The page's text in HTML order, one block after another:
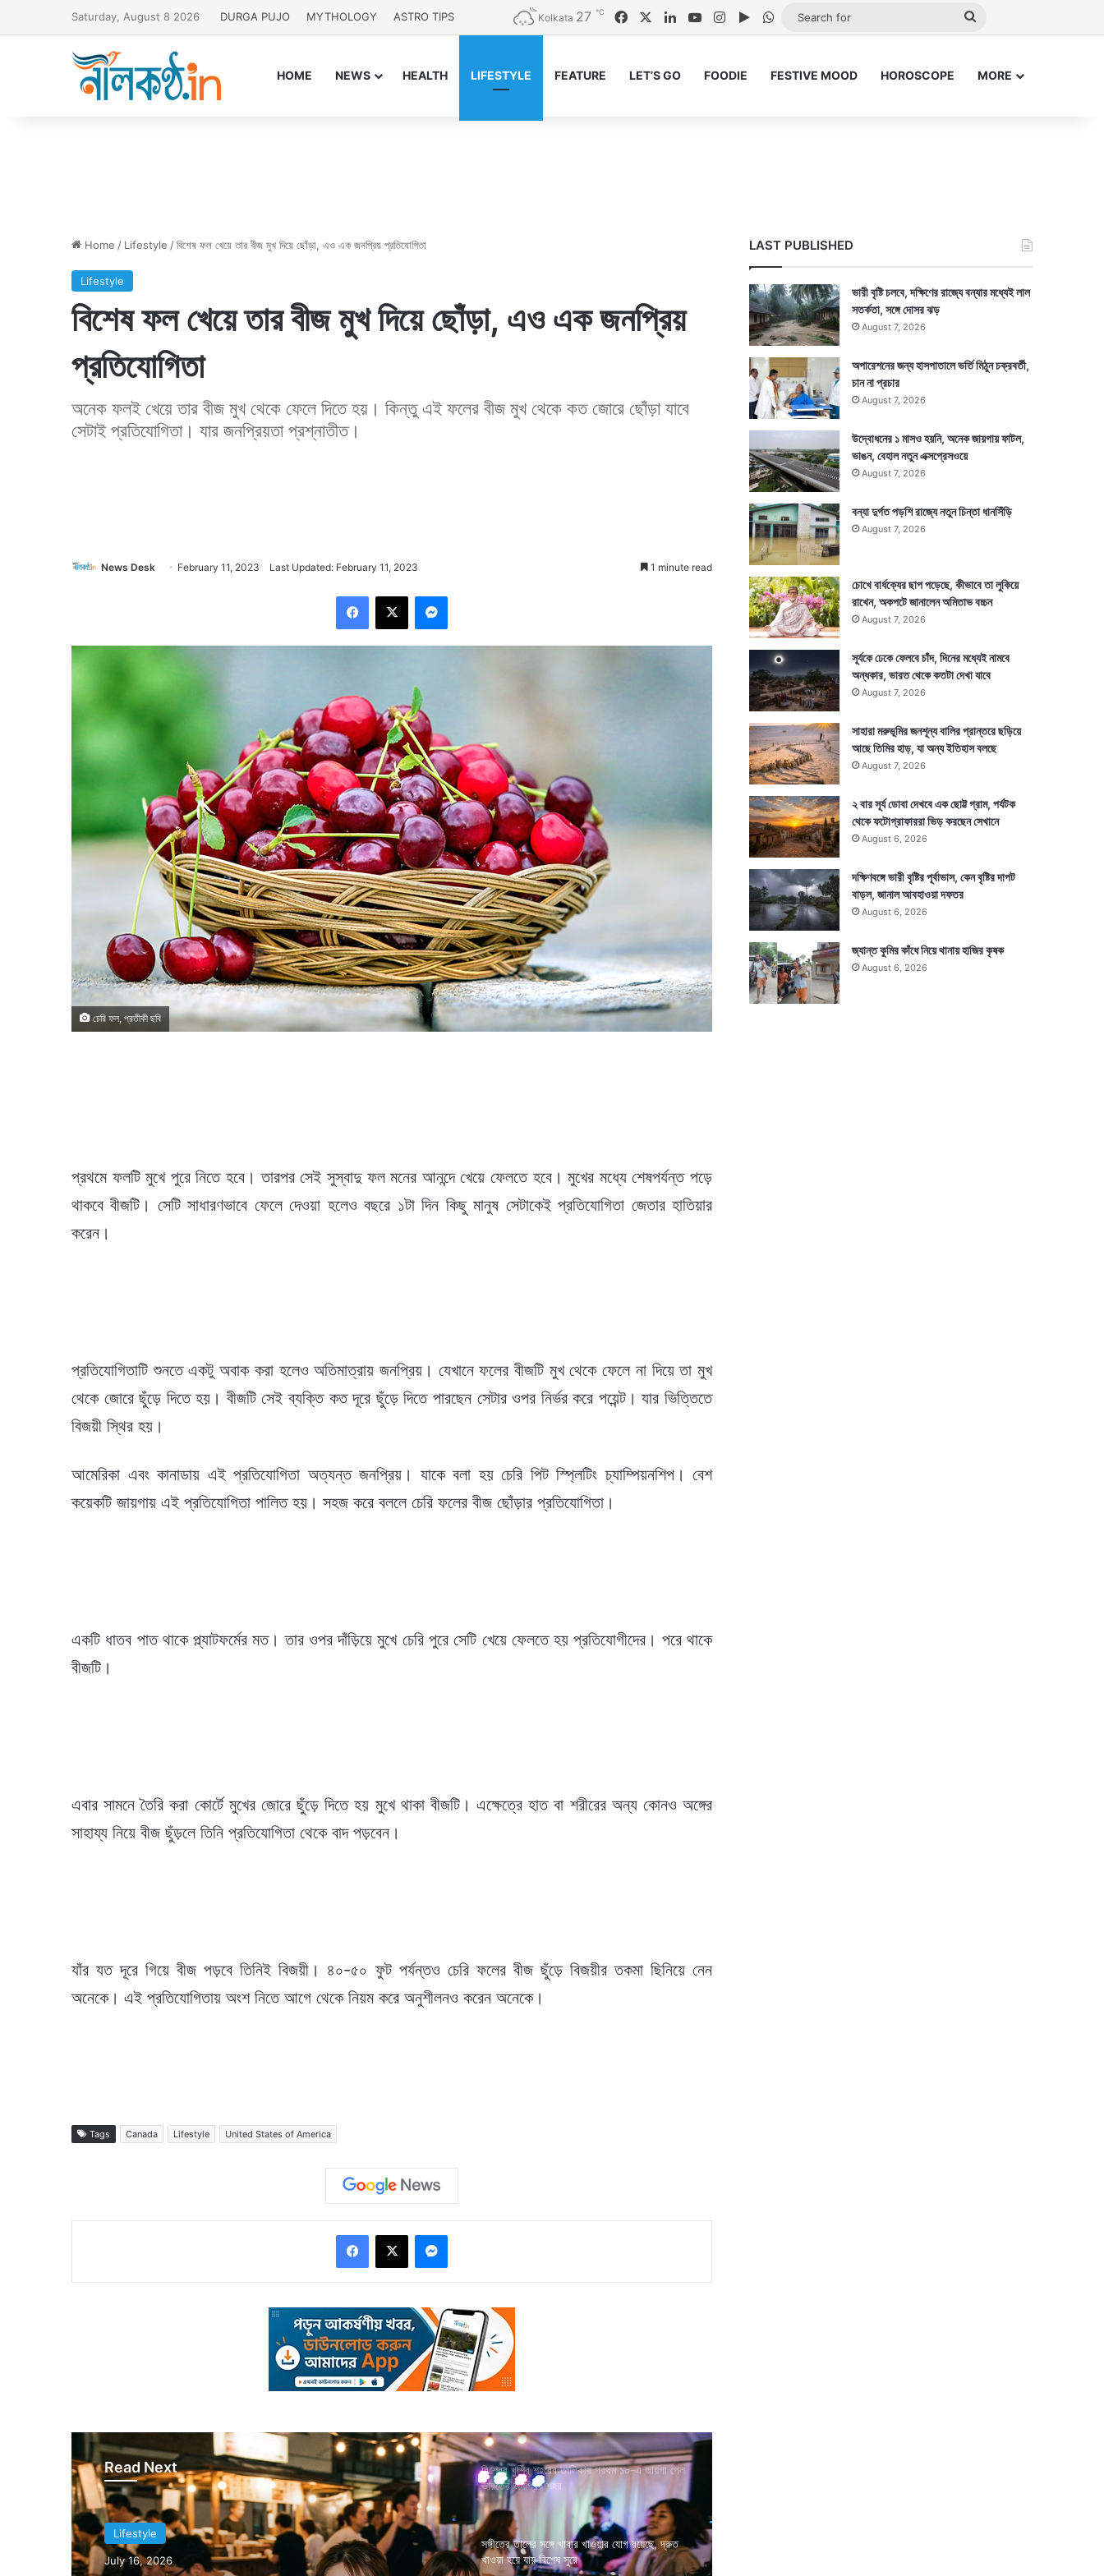
Saturday, August 8 2026 DURGA PUJO MYTHOLOGY ASTRO TIPS Kolkata 27 ℃ FacebookLinkedInYouTubeInstagram
Google Play
WhatsApp
HOME NEWS HEALTH LIFESTYLE FEATURE LET’S GO FOODIE FESTIVE MOOD HOROSCOPE MORE
Home / Lifestyle /বিশেষ ফল খেয়ে তার বীজ মুখ দিয়ে ছোঁড়া, এও এক জনপ্রিয় প্রতিযোগিতা
Lifestyle
বিশেষ ফল খেয়ে তার বীজ মুখ দিয়ে ছোঁড়া, এও এক জনপ্রিয়
প্রতিযোগিতা
অনেক ফলই খেয়ে তার বীজ মুখ থেকে ফেলে দিতে হয়। কিন্তু এই ফলের বীজ মুখ থেকে কত জোরে ছোঁড়া যাবে
সেটাই প্রতিযোগিতা। যার জনপ্রিয়তা প্রশ্নাতীত।
News Desk February 11, 2023 Last Updated: February 11, 2023 1 minute read
চেরি ফল, প্রতীকী ছবি
প্রথমে ফলটি মুখে পুরে নিতে হবে। তারপর সেই সুস্বাদু ফল মনের আনন্দে খেয়ে ফেলতে হবে। মুখের মধ্যে শেষপর্যন্ত পড়ে
থাকবে বীজটি। সেটি সাধারণভাবে ফেলে দেওয়া হলেও বছরে ১টা দিন কিছু মানুষ সেটাকেই প্রতিযোগিতা জেতার হাতিয়ার
করেন।
প্রতিযোগিতাটি শুনতে একটু অবাক করা হলেও অতিমাত্রায় জনপ্রিয়। যেখানে ফলের বীজটি মুখ থেকে ফেলে না দিয়ে তা মুখ
থেকে জোরে ছুঁড়ে দিতে হয়। বীজটি সেই ব্যক্তি কত দূরে ছুঁড়ে দিতে পারছেন সেটার ওপর নির্ভর করে পয়েন্ট। যার ভিত্তিতে
বিজয়ী স্থির হয়।
আমেরিকা এবং কানাডায় এই প্রতিযোগিতা অত্যন্ত জনপ্রিয়। যাকে বলা হয় চেরি পিট স্প্লিটিং চ্যাম্পিয়নশিপ। বেশ
কয়েকটি জায়গায় এই প্রতিযোগিতা পালিত হয়। সহজ করে বললে চেরি ফলের বীজ ছোঁড়ার প্রতিযোগিতা।
একটি ধাতব পাত থাকে প্ল্যাটফর্মের মত। তার ওপর দাঁড়িয়ে মুখে চেরি পুরে সেটি খেয়ে ফেলতে হয় প্রতিযোগীদের। পরে থাকে
বীজটি।
এবার সামনে তৈরি করা কোর্টে মুখের জোরে ছুঁড়ে দিতে হয় মুখে থাকা বীজটি। এক্ষেত্রে হাত বা শরীরের অন্য কোনও অঙ্গের
সাহায্য নিয়ে বীজ ছুঁড়লে তিনি প্রতিযোগিতা থেকে বাদ পড়বেন।
যাঁর যত দূরে গিয়ে বীজ পড়বে তিনিই বিজয়ী। ৪০-৫০ ফুট পর্যন্তও চেরি ফলের বীজ ছুঁড়ে বিজয়ীর তকমা ছিনিয়ে নেন
অনেকে। এই প্রতিযোগিতায় অংশ নিতে আগে থেকে নিয়ম করে অনুশীলনও করেন অনেকে।
Tags Canada Lifestyle United States of America
Read Next
Lifestyle
Lifestyle
July 5, 2026
বিশ্বের খুশির শহরের তালিকায় প্রথম ১০-এ জায়গা পেল
ভারতের জনপ্রিয় শহর
সঙ্গীতের তালের সঙ্গে খাবার খাওয়ার যোগ রয়েছে, দ্রুত
খাওয়া হয়ে যায় বিশেষ সুরে
LAST PUBLISHED
ভারী বৃষ্টি চলবে, দক্ষিণের রাজ্যে বন্যার মধ্যেই লাল
সতর্কতা, সঙ্গে দোসর ঝড়
August 7, 2026
অপারেশনের জন্য হাসপাতালে ভর্তি মিঠুন চক্রবর্তী,
চান না প্রচার
August 7, 2026
উদ্বোধনের ১ মাসও হয়নি, অনেক জায়গায় ফাটল,
ভাঙন, বেহাল নতুন এক্সপ্রেসওয়ে
August 7, 2026
বন্যা দুর্গত পড়শি রাজ্যে নতুন চিন্তা ধানসিঁড়ি
August 7, 2026
চোখে বার্ধক্যের ছাপ পড়েছে, কীভাবে তা লুকিয়ে
রাখেন, অকপটে জানালেন অমিতাভ বচ্চন
August 7, 2026
সূর্যকে ঢেকে ফেলবে চাঁদ, দিনের মধ্যেই নামবে
অন্ধকার, ভারত থেকে কতটা দেখা যাবে
August 7, 2026
সাহারা মরুভূমির জনশূন্য বালির প্রান্তরে ছড়িয়ে
আছে তিমির হাড়, যা অন্য ইতিহাস বলছে
August 7, 2026
২ বার সূর্য ডোবা দেখবে এক ছোট্ট গ্রাম, পর্যটক
থেকে ফটোগ্রাফাররা ভিড় করছেন সেখানে
August 6, 2026
দক্ষিণবঙ্গে ভারী বৃষ্টির পূর্বাভাস, কেন বৃষ্টির দাপট
বাড়ল, জানাল আবহাওয়া দফতর
August 6, 2026
জ্যান্ত কুমির কাঁধে নিয়ে থানায় হাজির কৃষক
August 6, 2026